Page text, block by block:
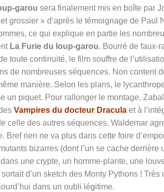
garou sera finalement mis en boîte par
grossier » d’après le témoignage de
ce qui explique en partie les
La Furie du loup-garou. Bourré de faux-
toute continuité, le film souffre de
de nombreuses séquences. Non content
manière. Selon les plans, le
un piquet. Pour rallonger le montage,
Vampires du docteur Dracula et à
celle des autres séquences, Waldemar
Bref rien ne va plus dans cette foire
bizarres (dont l’un se cache derrière
une crypte, un homme-plante, une
sortait d’un sketch des Monty Pythons !
dans un oubli légitime.